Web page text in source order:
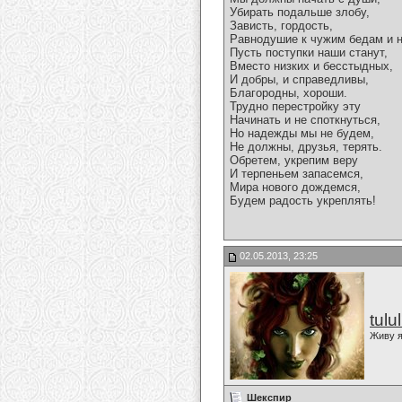
Убирать подальше злобу,
Зависть, гордость,
Равнодушие к чужим бедам и
Пусть поступки наши станут,
Вместо низких и бесстыдных,
И добры, и справедливы,
Благородны, хороши.
Трудно перестройку эту
Начинать и не споткнуться,
Но надежды мы не будем,
Не должны, друзья, терять.
Обретем, укрепим веру
И терпеньем запасемся,
Мира нового дождемся,
Будем радость укреплять!
02.05.2013, 23:25
Живу
Шекспир